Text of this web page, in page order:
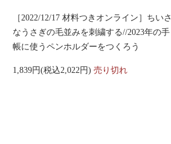
［2022/12/17 材料つきオンライン］ちいさ
なうさぎの毛並みを刺繍する//2023年の手
帳に使うペンホルダーをつくろう
1,839円(税込2,022円)売り切れ